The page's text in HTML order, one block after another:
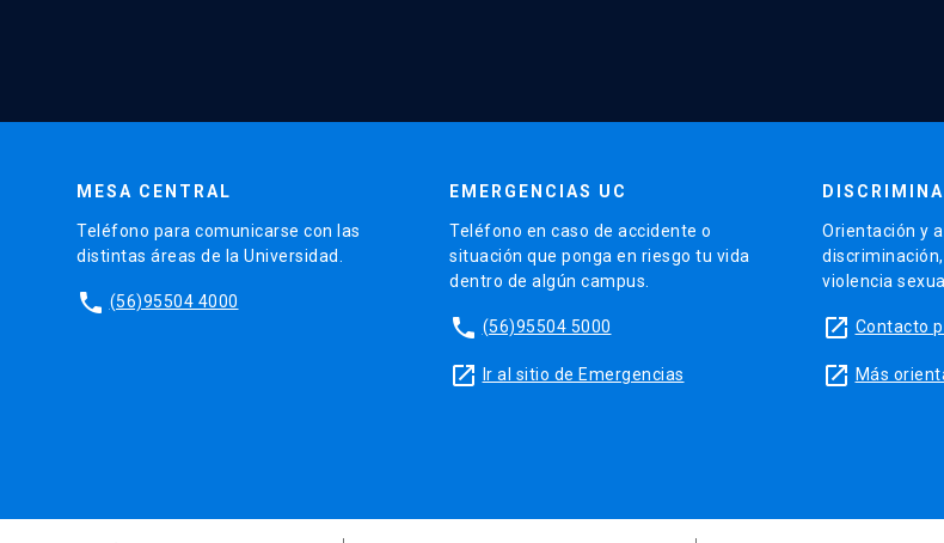
MESA CENTRAL
Teléfono para comunicarse con las
distintas áreas de la Universidad.
phone (56)95504 4000
EMERGENCIAS UC
Teléfono en caso de accidente o
situación que ponga en riesgo tu vida
dentro de algún campus.
phone (56)95504 5000
launch Ir al sitio de Emergencias
Orientación y
violencia sexual.
launch Contacto
launch Más